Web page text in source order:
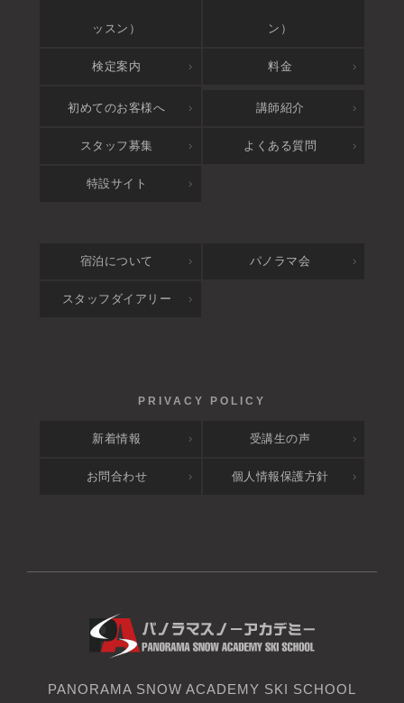
ッスン） ン）
検定案内 料金
アクセス
初めてのお客様へ 講師紹介
スタッフ募集 よくある質問
特設サイト
宿泊について パノラマ会
スタッフダイアリー
新着情報 受講生の声
お問合わせ 個人情報保護方針
PANORAMA SNOW ACADEMY SKI SCHOOL